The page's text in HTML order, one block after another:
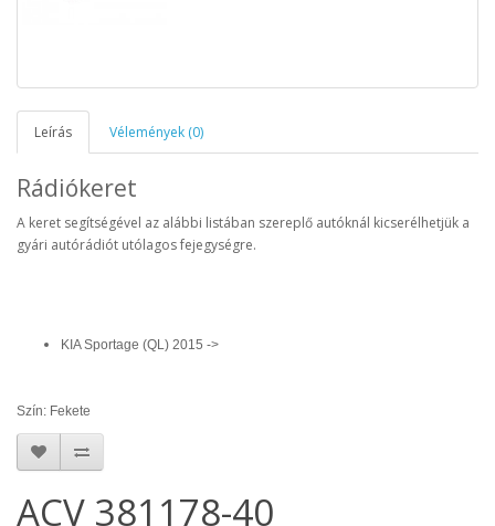
Leírás Vélemények (0)
Rádiókeret
A keret segítségével az alábbi listában szereplő autóknál kicserélhetjük a
gyári autórádiót utólagos fejegységre.
KIA Sportage (QL) 2015 ->
Szín: Fekete
ACV 381178-40